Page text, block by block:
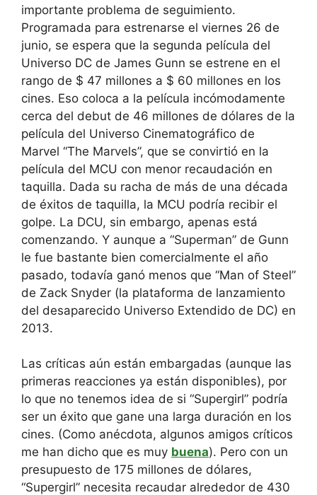
importante problema de seguimiento.
Programada para estrenarse el viernes 26 de
junio, se espera que la segunda película del
Universo DC de James Gunn se estrene en el
rango de $ 47 millones a $ 60 millones en los
cines. Eso coloca a la película incómodamente
cerca del debut de 46 millones de dólares de la
película del Universo Cinematográfico de
Marvel “The Marvels”, que se convirtió en la
película del MCU con menor recaudación en
taquilla. Dada su racha de más de una década
de éxitos de taquilla, la MCU podría recibir el
golpe. La DCU, sin embargo, apenas está
comenzando. Y aunque a “Superman” de Gunn
le fue bastante bien comercialmente el año
pasado, todavía ganó menos que “Man of Steel”
de Zack Snyder (la plataforma de lanzamiento
del desaparecido Universo Extendido de DC) en
2013.
Las críticas aún están embargadas (aunque las
primeras reacciones ya están disponibles), por
lo que no tenemos idea de si “Supergirl” podría
ser un éxito que gane una larga duración en los
cines. (Como anécdota, algunos amigos críticos
me han dicho que es muy buena). Pero con un
presupuesto de 175 millones de dólares,
“Supergirl” necesita recaudar alrededor de 430